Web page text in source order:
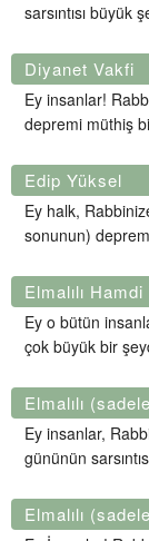
sarsıntısı büyük
Diyanet Vakfi
Ey insanlar!
depremi müthiş
Edip Yüksel
Ey halk,
sonunun)
Elmalılı Hamdi
Ey o bütün
çok büyük bir
Elmalılı
Ey insanlar,
gününün
Elmalılı